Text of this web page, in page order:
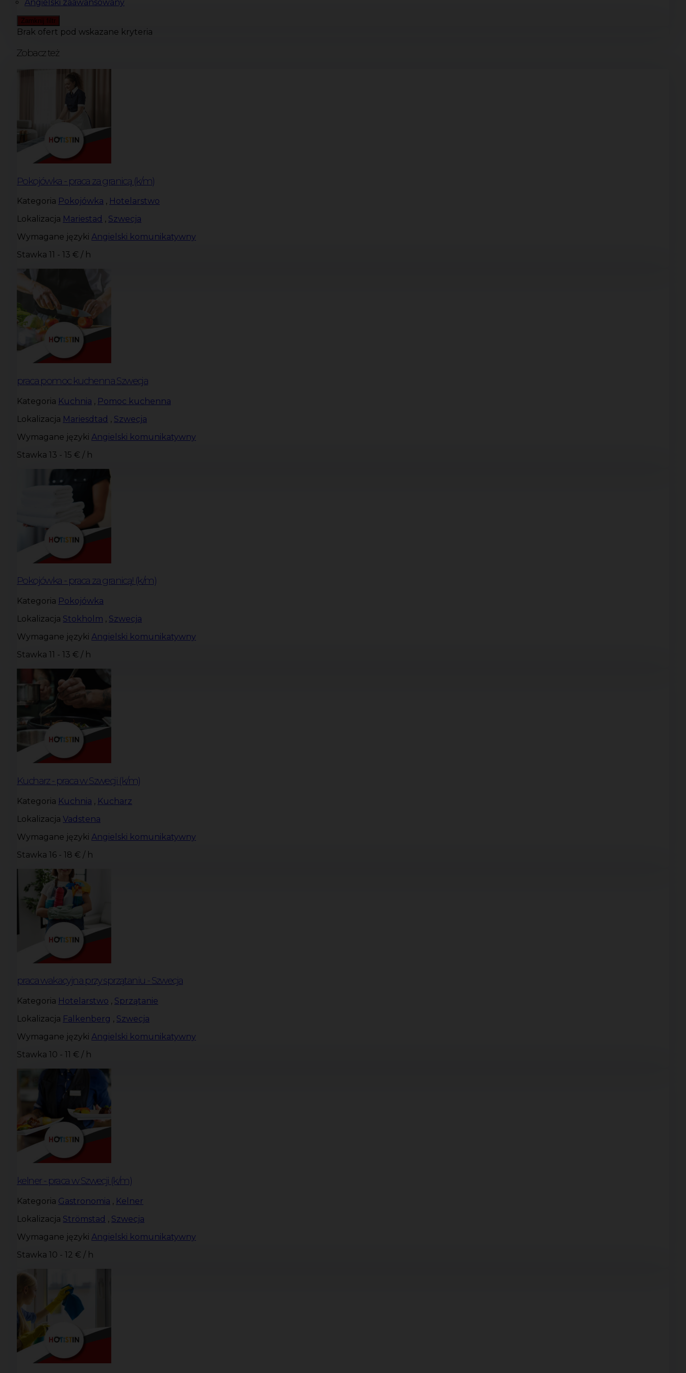
Angielski zaawansowany
Zamknij filtr
Brak ofert pod wskazane kryteria
Zobacz też
Pokojówka - praca za granicą (k/m)
Kategoria Pokojówka , Hotelarstwo
Lokalizacja Mariestad , Szwecja
Wymagane języki Angielski komunikatywny
Stawka 11 - 13 € / h
praca pomoc kuchenna Szwecja
Kategoria Kuchnia , Pomoc kuchenna
Lokalizacja Mariesdtad , Szwecja
Wymagane języki Angielski komunikatywny
Stawka 13 - 15 € / h
Pokojówka - praca za granicą! (k/m)
Kategoria Pokojówka
Lokalizacja Stokholm , Szwecja
Wymagane języki Angielski komunikatywny
Stawka 11 - 13 € / h
Kucharz - praca w Szwecji (k/m)
Kategoria Kuchnia , Kucharz
Lokalizacja Vadstena
Wymagane języki Angielski komunikatywny
Stawka 16 - 18 € / h
praca wakacyjna przy sprzątaniu - Szwecja
Kategoria Hotelarstwo , Sprzątanie
Lokalizacja Falkenberg , Szwecja
Wymagane języki Angielski komunikatywny
Stawka 10 - 11 € / h
kelner - praca w Szwecji (k/m)
Kategoria Gastronomia , Kelner
Lokalizacja Strömstad , Szwecja
Wymagane języki Angielski komunikatywny
Stawka 10 - 12 € / h